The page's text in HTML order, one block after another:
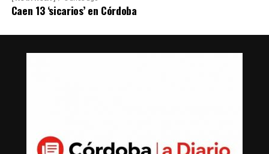
Caen 13 ‘sicarios’ en Córdoba